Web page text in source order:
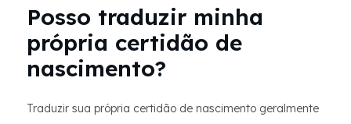
Posso traduzir minha
própria certidão de
nascimento?
Traduzir sua própria certidão de nascimento geralmente